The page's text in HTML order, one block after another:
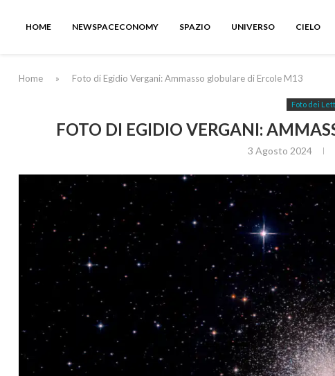
HOME NEWSPACECONOMY SPAZIO UNIVERSO CIELO
Home » Foto di Egidio Vergani: Ammasso globulare di Ercole M13
Foto dei
FOTO DI EGIDIO VERGANI:
3 Agosto 2024